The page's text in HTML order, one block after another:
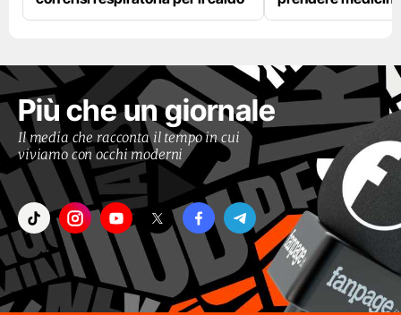
Più che un giornale
Il media che racconta il tempo in cui
viviamo con occhi moderni